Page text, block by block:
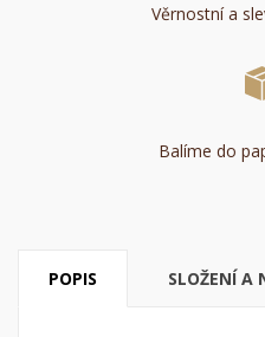
Věrnostní a
Balíme do
POPIS SLOŽENÍ A